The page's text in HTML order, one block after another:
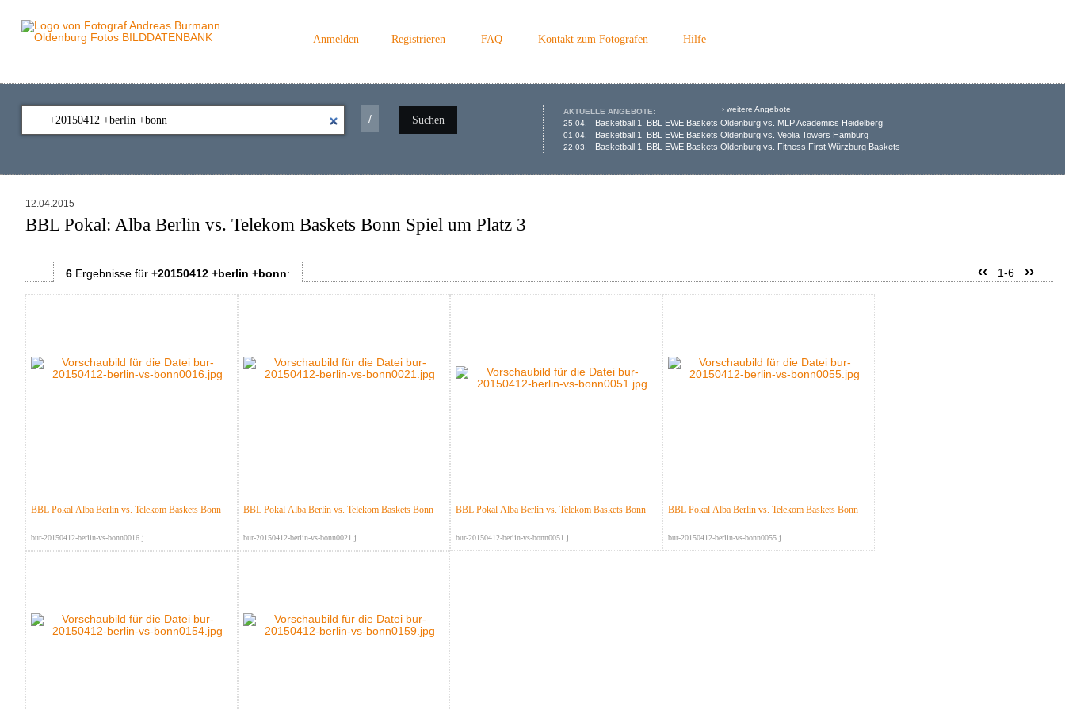
Anmelden Registrieren FAQ Kontakt zum Fotografen Hilfe
/ Suchen
› weitere Angebote
AKTUELLE ANGEBOTE:
25.04.
Basketball 1. BBL EWE Baskets Oldenburg vs. MLP Academics Heidelberg
01.04. Basketball 1. BBL EWE Baskets Oldenburg vs. Veolia Towers Hamburg
22.03. Basketball 1. BBL EWE Baskets Oldenburg vs. Fitness First Würzburg Baskets
12.04.2015
BBL Pokal: Alba Berlin vs. Telekom Baskets Bonn Spiel um Platz 3
6Ergebnisse für +20150412 +berlin +bonn: ‹‹ 1-6 ››
BBL Pokal Alba Berlin vs. Telekom Baskets Bonn
bur-20150412-berlin-vs-bonn0016.j...
BBL Pokal Alba Berlin vs. Telekom Baskets Bonn
bur-20150412-berlin-vs-bonn0021.j...
BBL Pokal Alba Berlin vs. Telekom Baskets Bonn
bur-20150412-berlin-vs-bonn0051.j...
BBL Pokal Alba Berlin vs. Telekom Baskets Bonn
bur-20150412-berlin-vs-bonn0055.j...